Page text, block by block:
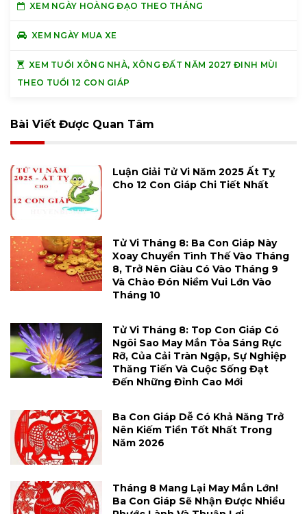
XEM NGÀY HOÀNG ĐẠO THEO THÁNG
XEM NGÀY MUA XE
XEM TUỔI XÔNG NHÀ, XÔNG ĐẤT NĂM 2027 ĐINH MÙI
THEO TUỔI 12 CON GIÁP
Bài Viết Được Quan Tâm
Luận Giải Tử Vi Năm 2025 Ất Tỵ
Cho 12 Con Giáp Chi Tiết Nhất
Tử Vi Tháng 8: Ba Con Giáp Này
Xoay Chuyển Tình Thế Vào Tháng
8, Trở Nên Giàu Có Vào Tháng 9
Và Chào Đón Niềm Vui Lớn Vào
Tháng 10
Tử Vi Tháng 8: Top Con Giáp Có
Ngôi Sao May Mắn Tỏa Sáng Rực
Rỡ, Của Cải Tràn Ngập, Sự Nghiệp
Thăng Tiến Và Cuộc Sống Đạt
Đến Những Đỉnh Cao Mới
Ba Con Giáp Dễ Có Khả Năng Trở
Nên Kiếm Tiền Tốt Nhất Trong
Năm 2026
Tháng 8 Mang Lại May Mắn Lớn!
Ba Con Giáp Sẽ Nhận Được Nhiều